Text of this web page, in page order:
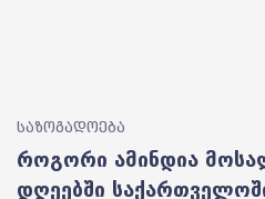
საზოგადოება
როგორი ამინდია
დღეებში